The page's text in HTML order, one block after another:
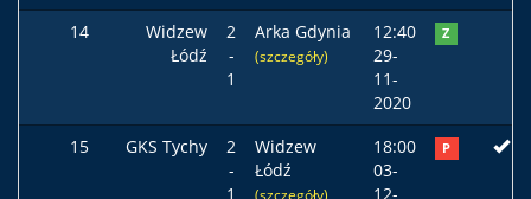
14
Widzew
Łódź
2
-
1
Arka Gdynia
(szczegóły)
12:40
29-
11-
2020
Z
15 GKS Tychy
2
-
1
Widzew
Łódź
(szczegóły)
18:00
03-
12-
P